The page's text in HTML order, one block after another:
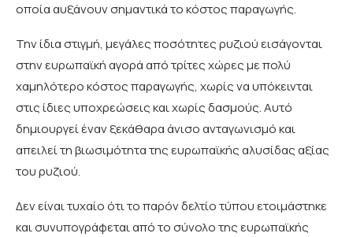
οποία αυξάνουν σημαντικά το κόστος παραγωγής.
Την ίδια στιγμή, μεγάλες ποσότητες ρυζιού εισάγονται
στην ευρωπαϊκή αγορά από τρίτες χώρες με πολύ
χαμηλότερο κόστος παραγωγής, χωρίς να υπόκεινται
στις ίδιες υποχρεώσεις και χωρίς δασμούς. Αυτό
δημιουργεί έναν ξεκάθαρα άνισο ανταγωνισμό και
απειλεί τη βιωσιμότητα της ευρωπαϊκής αλυσίδας αξίας
του ρυζιού.
Δεν είναι τυχαίο ότι το παρόν δελτίο τύπου ετοιμάστηκε
και συνυπογράφεται από το σύνολο της ευρωπαϊκής